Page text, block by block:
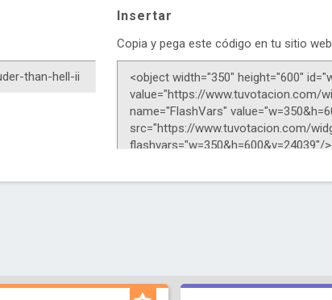
Insertar
Copia y pega este código en tu sitio web